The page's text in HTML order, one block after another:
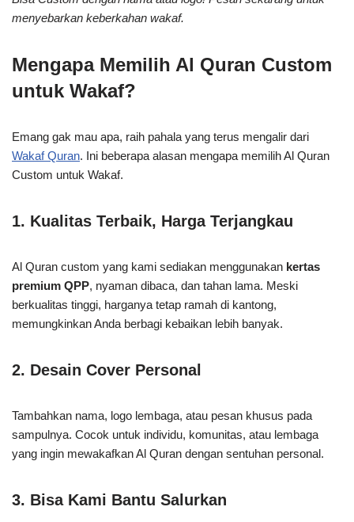
menyebarkan keberkahan wakaf.
Mengapa Memilih Al Quran Custom
untuk Wakaf?
Emang gak mau apa, raih pahala yang terus mengalir dari
Wakaf Quran. Ini beberapa alasan mengapa memilih Al Quran
Custom untuk Wakaf.
1. Kualitas Terbaik, Harga Terjangkau
Al Quran custom yang kami sediakan menggunakan kertas
premium QPP, nyaman dibaca, dan tahan lama. Meski
berkualitas tinggi, harganya tetap ramah di kantong,
memungkinkan Anda berbagi kebaikan lebih banyak.
2. Desain Cover Personal
Tambahkan nama, logo lembaga, atau pesan khusus pada
sampulnya. Cocok untuk individu, komunitas, atau lembaga
yang ingin mewakafkan Al Quran dengan sentuhan personal.
3. Bisa Kami Bantu Salurkan